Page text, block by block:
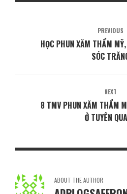
PREVIOUS
HỌC PHUN XĂM THẨM
SÓC
NEXT
8 TMV PHUN XĂM THẨM
Ở TUYÊN
ABOUT THE AUTHOR